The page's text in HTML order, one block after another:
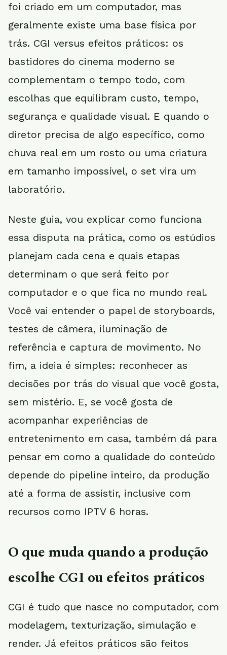
foi criado em um computador, mas
geralmente existe uma base física por
trás. CGI versus efeitos práticos: os
bastidores do cinema moderno se
complementam o tempo todo, com
escolhas que equilibram custo, tempo,
segurança e qualidade visual. E quando o
diretor precisa de algo específico, como
chuva real em um rosto ou uma criatura
em tamanho impossível, o set vira um
laboratório.
Neste guia, vou explicar como funciona
essa disputa na prática, como os estúdios
planejam cada cena e quais etapas
determinam o que será feito por
computador e o que fica no mundo real.
Você vai entender o papel de storyboards,
testes de câmera, iluminação de
referência e captura de movimento. No
fim, a ideia é simples: reconhecer as
decisões por trás do visual que você gosta,
sem mistério. E, se você gosta de
acompanhar experiências de
entretenimento em casa, também dá para
pensar em como a qualidade do conteúdo
depende do pipeline inteiro, da produção
até a forma de assistir, inclusive com
recursos como IPTV 6 horas.
O que muda quando a produção
escolhe CGI ou efeitos práticos
CGI é tudo que nasce no computador, com
modelagem, texturização, simulação e
render. Já efeitos práticos são feitos